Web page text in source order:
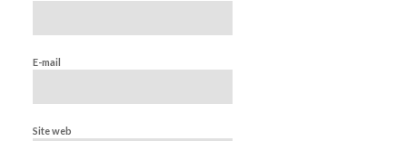
E-mail
Site web